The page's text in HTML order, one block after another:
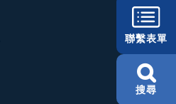
聯繫表單
搜尋